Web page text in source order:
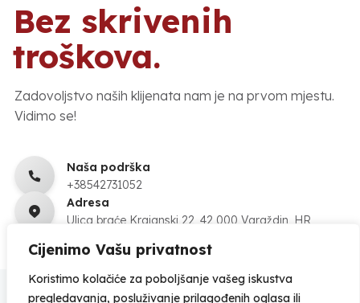
Cijenimo Vašu privatnost
Koristimo kolačiće za poboljšanje vašeg iskustva
pregledavanja, posluživanje prilagođenih oglasa ili
Bez skrivenih
troškova.
Zadovoljstvo naših klijenata nam je na prvom mjestu.
Vidimo se!
Naša podrška
+38542731052
Adresa
Ulica braće Krajanski 22, 42 000 Varaždin, HR